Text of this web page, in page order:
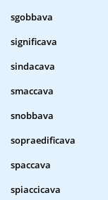
sgobbava
significava
sindacava
smaccava
snobbava
sopraedificava
spaccava
spiaccicava